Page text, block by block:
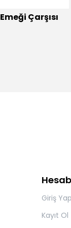
Çarşısı
Giriş Yap
Kayıt Ol